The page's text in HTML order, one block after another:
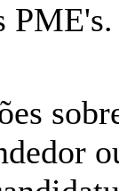
PME's.